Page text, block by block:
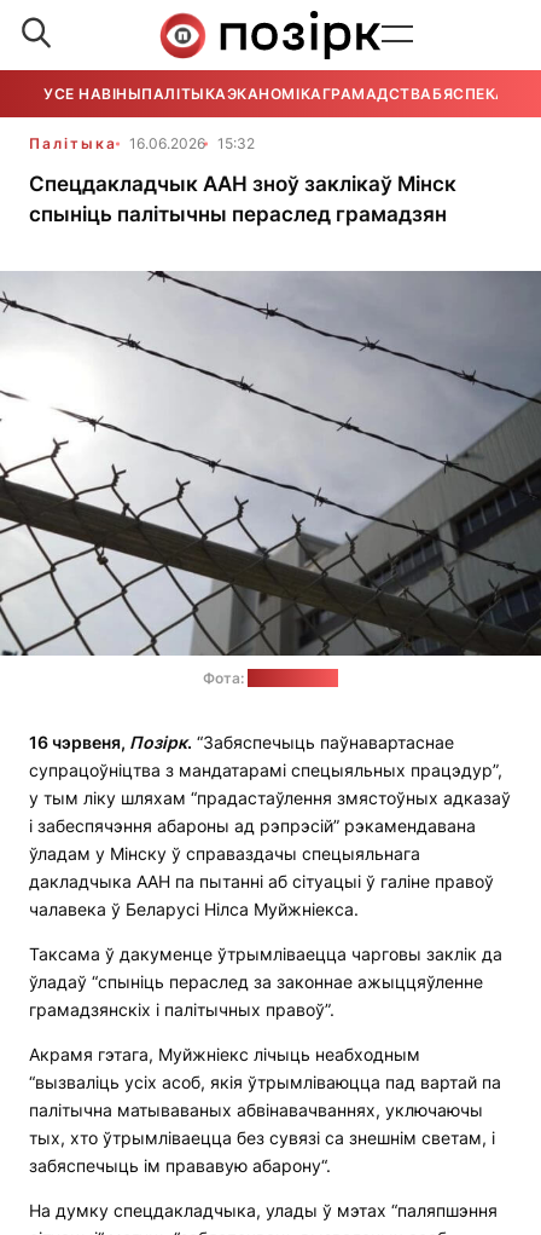
УСЕ НАВІНЫПАЛІТЫКАЭКАНОМІКАГРАМАДСТВАБЯСПЕКА
Палітыка 16.06.2026 15:32
Спецдакладчык ААН зноў заклікаў Мінск
спыніць палітычны пераслед грамадзян
Фота:
16 чэрвеня, Позірк. “Забяспечыць паўнавартаснае
супрацоўніцтва з мандатарамі спецыяльных працэдур”,
у тым ліку шляхам “прадастаўлення змястоўных адказаў
і забеспячэння абароны ад рэпрэсій” рэкамендавана
ўладам у Мінску ў справаздачы спецыяльнага
дакладчыка ААН па пытанні аб сітуацыі ў галіне правоў
чалавека ў Беларусі Нілса Муйжніекса.
Таксама ў дакуменце ўтрымліваецца чарговы заклік да
ўладаў “спыніць пераслед за законнае ажыццяўленне
грамадзянскіх і палітычных правоў”.
Акрамя гэтага, Муйжніекс лічыць неабходным
“вызваліць усіх асоб, якія ўтрымліваюцца пад вартай па
палітычна матываваных абвінавачваннях, уключаючы
тых, хто ўтрымліваецца без сувязі са знешнім светам, і
забяспечыць ім прававую абарону“.
На думку спецдакладчыка, улады ў мэтах “паляпшэння